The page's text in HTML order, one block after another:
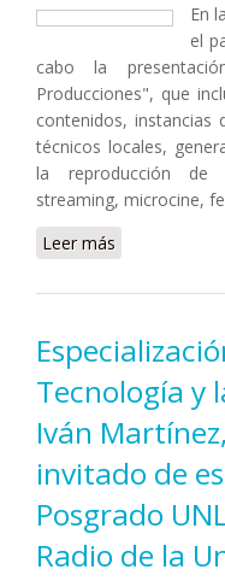
En
el
cabo la
Producciones", que
contenidos, instancias
técnicos locales,
la reproducción de
streaming, microcine,
Leer más
adhesión del
Tecnología y
Iván
invitado de
Posgrado
Radio de la